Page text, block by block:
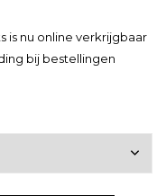
is nu online verkrijgbaar
bij bestellingen